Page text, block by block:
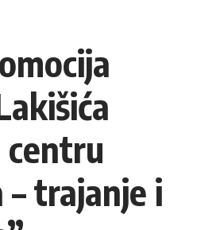
centru
trajanje i